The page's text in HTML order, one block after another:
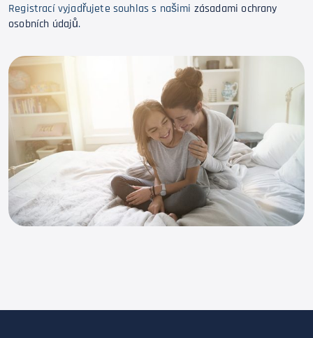
Registrací vyjadřujete souhlas s našimi zásadami ochrany
osobních údajů.